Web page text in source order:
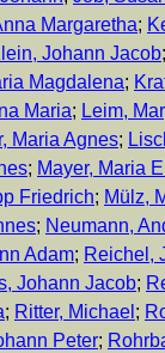
Margaretha;
Johann Jacob;
Magdalena;
Maria; Leim,
Maria Agnes;
; Mayer, Maria
Friedrich; Mülz,
; Neumann,
Adam; Reichel,
Johann Jacob;
; Ritter, Michael ;
Peter;